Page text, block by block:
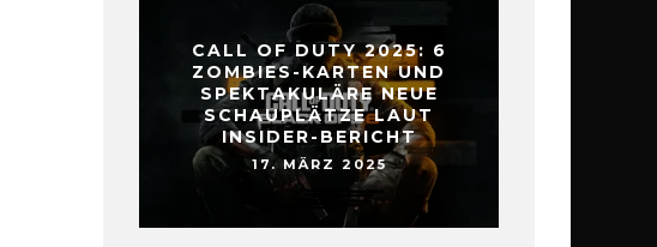
CALL OF DUTY 2025: 6
ZOMBIES-KARTEN UND
SPEKTAKULÄRE NEUE
SCHAUPLÄTZE LAUT
INSIDER-BERICHT
17. MÄRZ 2025